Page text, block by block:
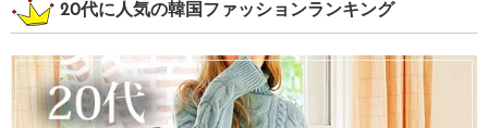
20代に人気の韓国ファッションランキング